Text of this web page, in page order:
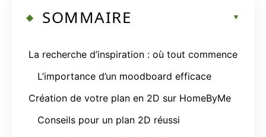
SOMMAIRE
La recherche d’inspiration : où tout commence
L’importance d’un moodboard efficace
Création de votre plan en 2D sur HomeByMe
Conseils pour un plan 2D réussi